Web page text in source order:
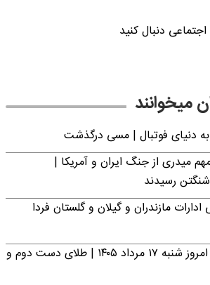
دنبال کنید
میخوانند
دنیای فوتبال | مسی درگذشت
میدری از جنگ ایران و آمریکا |
رسیدند
مازندران و گیلان و گلستان فردا
خبر فوری از قیمت طلا امروز شنبه ۱۷ مرداد ۱۴۰۵ | طلای دست دوم و